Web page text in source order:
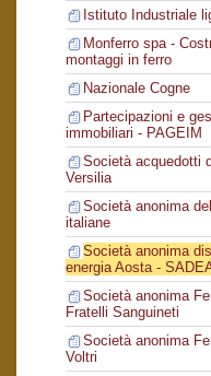
Istituto Industriale
Monferro spa -
montaggi in ferro
Nazionale Cogne
Partecipazioni e
immobiliari - PAGEIM
Società acquedotti
Versilia
Società anonima
italiane
Società anonima
energia Aosta -
Società anonima
Fratelli Sanguineti
Società anonima
Voltri